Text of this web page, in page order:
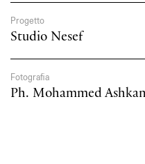
Progetto
Studio Nesef
Fotografia
Ph. Mohammed